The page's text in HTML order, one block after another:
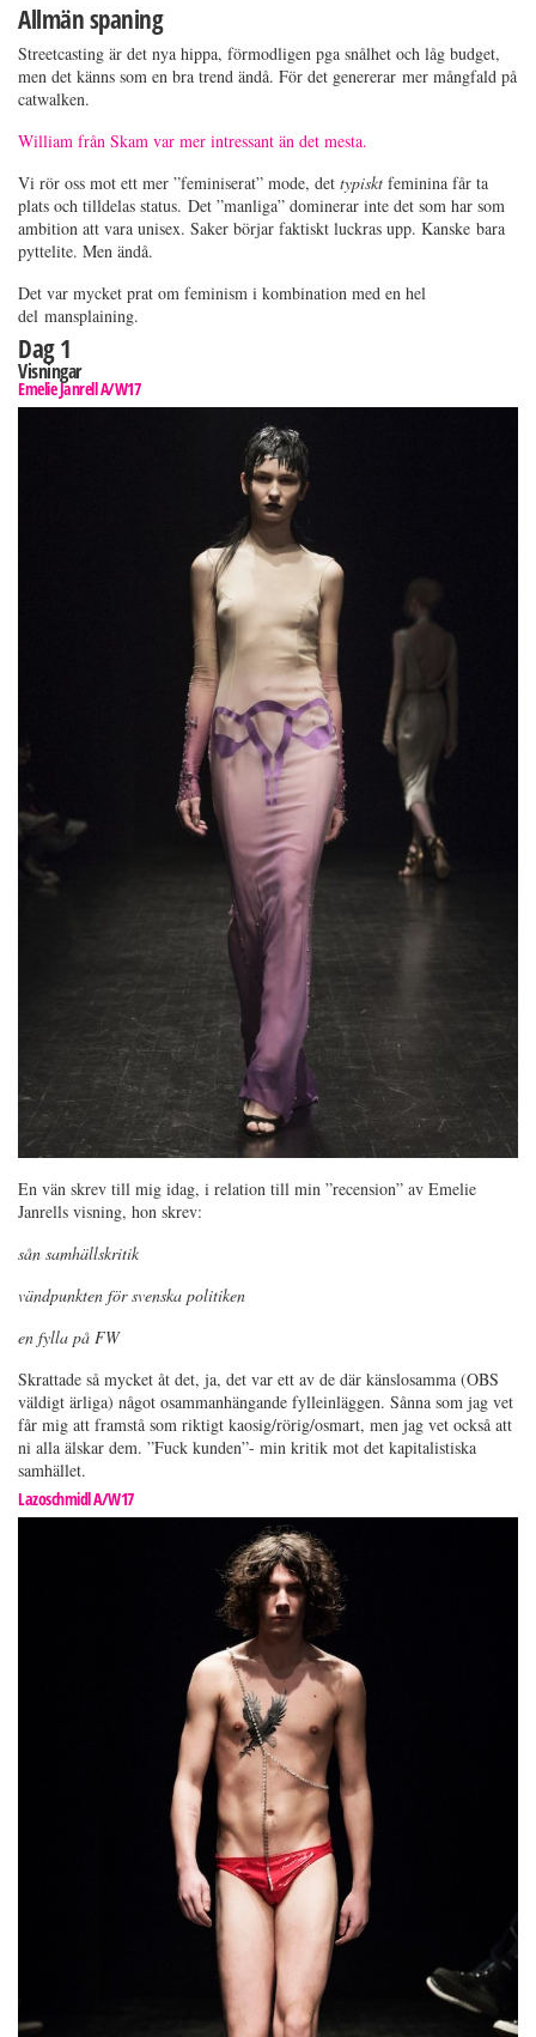
Allmän spaning
Streetcasting är det nya hippa, förmodligen pga snålhet och låg budget,
men det känns som en bra trend ändå. För det genererar mer mångfald på
catwalken.
William från Skam var mer intressant än det mesta.
Vi rör oss mot ett mer ”feminiserat” mode, det typiskt feminina får ta
plats och tilldelas status. Det ”manliga” dominerar inte det som har som
ambition att vara unisex. Saker börjar faktiskt luckras upp. Kanske bara
pyttelite. Men ändå.
Det var mycket prat om feminism i kombination med en hel
del mansplaining.
Dag 1
Visningar
Emelie Janrell A/W17
En vän skrev till mig idag, i relation till min ”recension” av Emelie
Janrells visning, hon skrev:
sån samhällskritik
vändpunkten för svenska politiken
en fylla på FW
Skrattade så mycket åt det, ja, det var ett av de där känslosamma (OBS
väldigt ärliga) något osammanhängande fylleinläggen. Sånna som jag vet
får mig att framstå som riktigt kaosig/rörig/osmart, men jag vet också att
ni alla älskar dem. ”Fuck kunden”- min kritik mot det kapitalistiska
samhället.
Lazoschmidl A/W17